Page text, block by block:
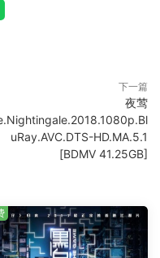
下一篇
夜莺
uRay.AVC.DTS-HD.MA.5.1
[BDMV 41.25GB]